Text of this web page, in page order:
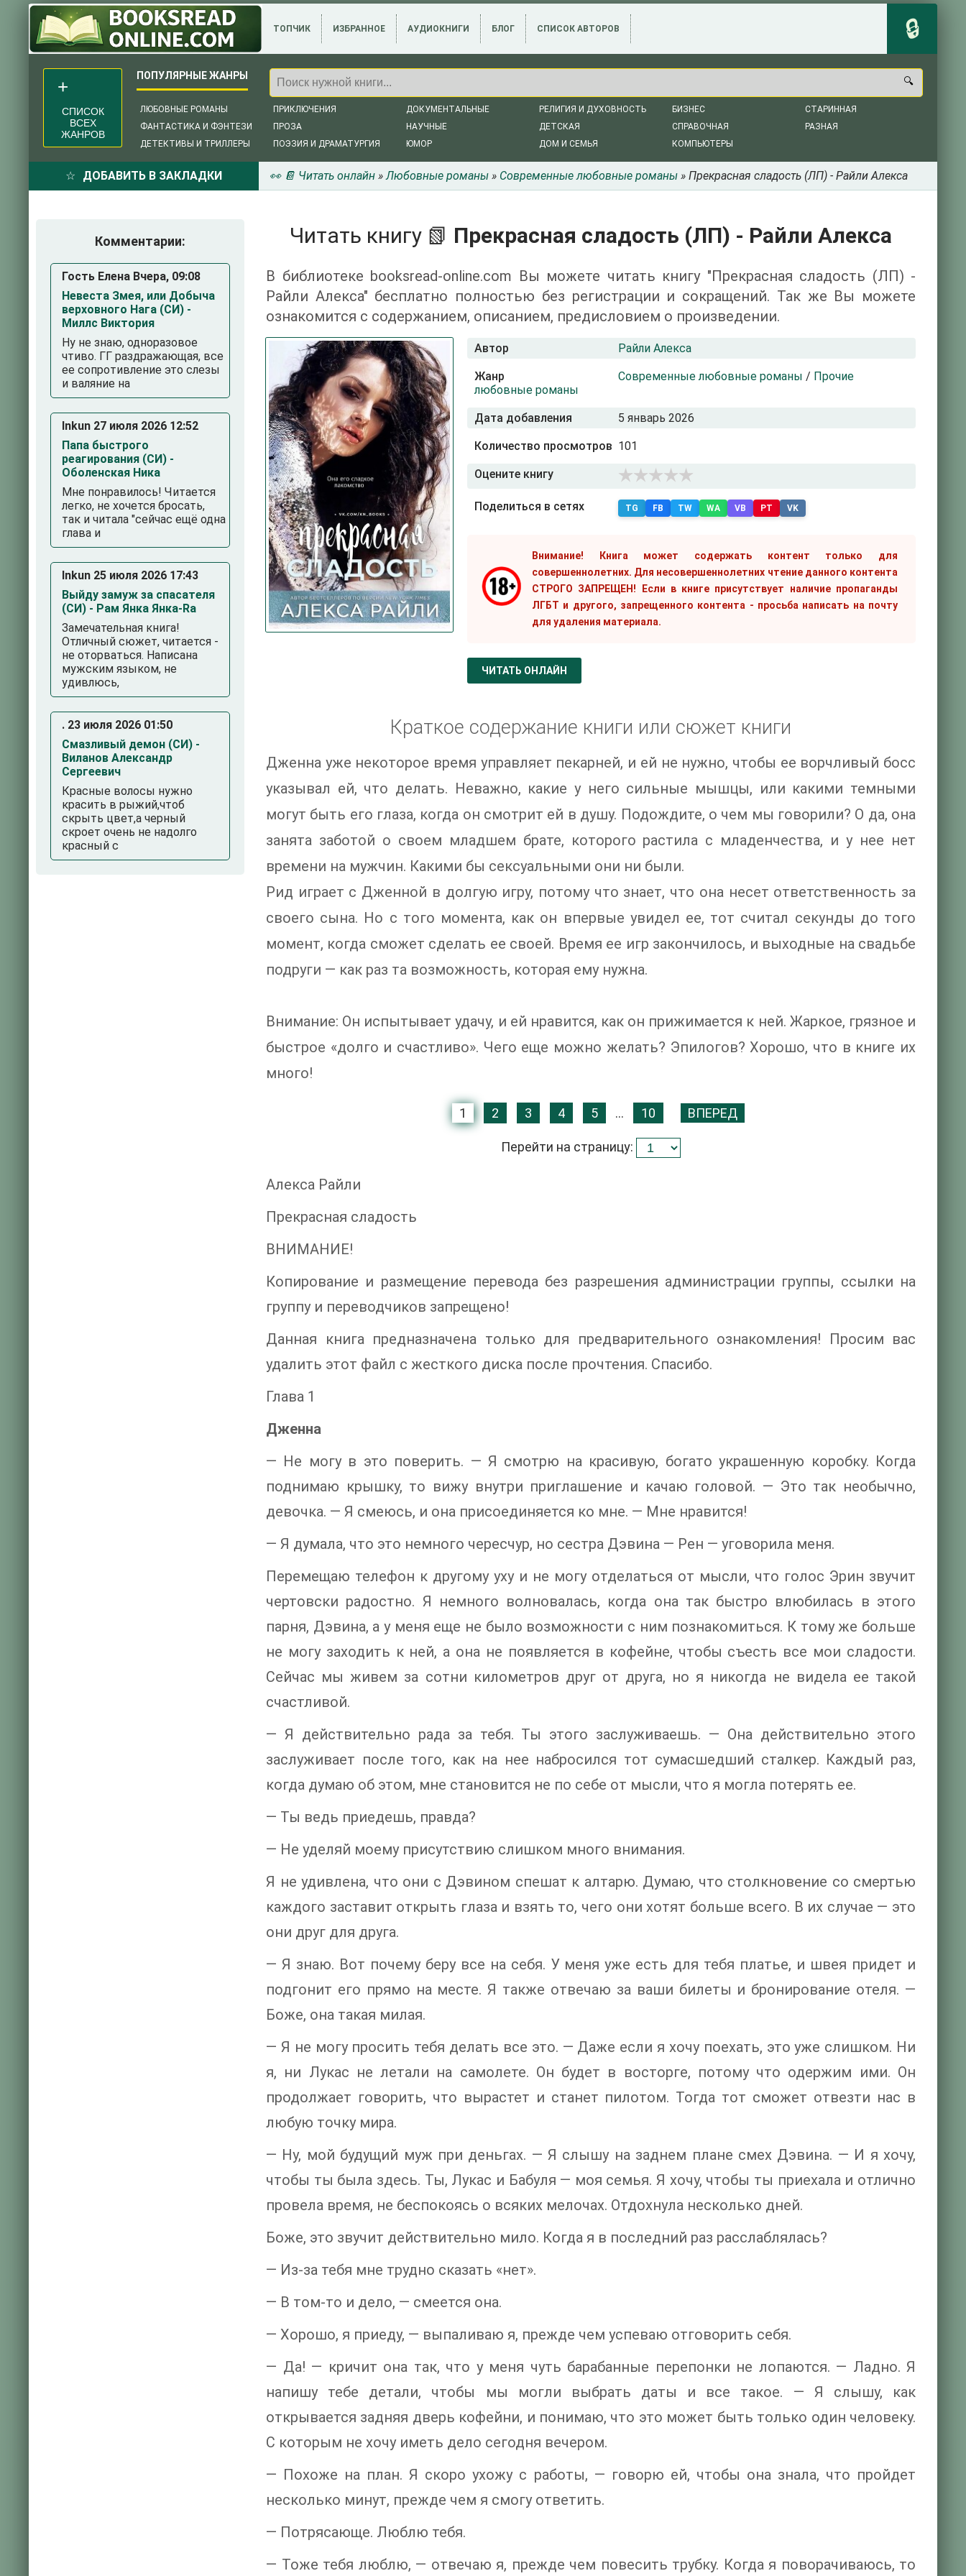
ТОПЧИК ИЗБРАННОЕ АУДИОКНИГИ БЛОГ СПИСОК АВТОРОВ
ЛЮБОВНЫЕ РОМАНЫ
ФАНТАСТИКА И ФЭНТЕЗИ
ДЕТЕКТИВЫ И ТРИЛЛЕРЫ
ПРИКЛЮЧЕНИЯ
ПРОЗА
ПОЭЗИЯ И ДРАМАТУРГИЯ
ДОКУМЕНТАЛЬНЫЕ
НАУЧНЫЕ
ЮМОР
РЕЛИГИЯ И ДУХОВНОСТЬ
ДЕТСКАЯ
ДОМ И СЕМЬЯ
БИЗНЕС
СПРАВОЧНАЯ
КОМПЬЮТЕРЫ
СТАРИННАЯ
РАЗНАЯ
СПИСОК
ВСЕХ
ЖАНРОВ
ДОБАВИТЬ В ЗАКЛАДКИ 👀 📔 Читать онлайн »Любовные романы » Современные любовные романы » Прекрасная сладость (ЛП) - Райли Алекса
Читать книгу 📗 Прекрасная сладость (ЛП) - Райли Алекса
В библиотеке booksread-online.com Вы можете читать книгу "Прекрасная сладость (ЛП) -
Райли Алекса" бесплатно полностью без регистрации и сокращений. Так же Вы можете
ознакомится с содержанием, описанием, предисловием о произведении.
Автор Райли Алекса
Жанр Современные любовные романы / Прочие
любовные романы
Дата добавления 5 январь 2026
Количество просмотров 101
Оцените книгу
Поделиться в сетях TG FB TW WA VB PT VK
Внимание! Книга может содержать контент только для
совершеннолетних. Для несовершеннолетних чтение данного контента
СТРОГО ЗАПРЕЩЕН! Если в книге присутствует наличие пропаганды
ЛГБТ и другого, запрещенного контента - просьба написать на почту
для удаления материала.
ЧИТАТЬ ОНЛАЙН
Краткое содержание книги или сюжет книги
Дженна уже некоторое время управляет пекарней, и ей не нужно, чтобы ее ворчливый босс
указывал ей, что делать. Неважно, какие у него сильные мышцы, или какими темными
могут быть его глаза, когда он смотрит ей в душу. Подождите, о чем мы говорили? О да, она
занята заботой о своем младшем брате, которого растила с младенчества, и у нее нет
времени на мужчин. Какими бы сексуальными они ни были.
Рид играет с Дженной в долгую игру, потому что знает, что она несет ответственность за
своего сына. Но с того момента, как он впервые увидел ее, тот считал секунды до того
момент, когда сможет сделать ее своей. Время ее игр закончилось, и выходные на свадьбе
подруги — как раз та возможность, которая ему нужна.
Внимание: Он испытывает удачу, и ей нравится, как он прижимается к ней. Жаркое, грязное и
быстрое «долго и счастливо». Чего еще можно желать? Эпилогов? Хорошо, что в книге их
много!
1 2 3 4 5 ... 10 ВПЕРЕД
Перейти на страницу:
Алекса Райли
Прекрасная сладость
ВНИМАНИЕ!
Копирование и размещение перевода без разрешения администрации группы, ссылки на
группу и переводчиков запрещено!
Данная книга предназначена только для предварительного ознакомления! Просим вас
удалить этот файл с жесткого диска после прочтения. Спасибо.
Глава 1
Дженна
— Не могу в это поверить. — Я смотрю на красивую, богато украшенную коробку. Когда
поднимаю крышку, то вижу внутри приглашение и качаю головой. — Это так необычно,
девочка. — Я смеюсь, и она присоединяется ко мне. — Мне нравится!
— Я думала, что это немного чересчур, но сестра Дэвина — Рен — уговорила меня.
Перемещаю телефон к другому уху и не могу отделаться от мысли, что голос Эрин звучит
чертовски радостно. Я немного волновалась, когда она так быстро влюбилась в этого
парня, Дэвина, а у меня еще не было возможности с ним познакомиться. К тому же больше
не могу заходить к ней, а она не появляется в кофейне, чтобы съесть все мои сладости.
Сейчас мы живем за сотни километров друг от друга, но я никогда не видела ее такой
счастливой.
— Я действительно рада за тебя. Ты этого заслуживаешь. — Она действительно этого
заслуживает после того, как на нее набросился тот сумасшедший сталкер. Каждый раз,
когда думаю об этом, мне становится не по себе от мысли, что я могла потерять ее.
— Ты ведь приедешь, правда?
— Не уделяй моему присутствию слишком много внимания.
Я не удивлена, что они с Дэвином спешат к алтарю. Думаю, что столкновение со смертью
каждого заставит открыть глаза и взять то, чего они хотят больше всего. В их случае — это
они друг для друга.
— Я знаю. Вот почему беру все на себя. У меня уже есть для тебя платье, и швея придет и
подгонит его прямо на месте. Я также отвечаю за ваши билеты и бронирование отеля. —
Боже, она такая милая.
— Я не могу просить тебя делать все это. — Даже если я хочу поехать, это уже слишком. Ни
я, ни Лукас не летали на самолете. Он будет в восторге, потому что одержим ими. Он
продолжает говорить, что вырастет и станет пилотом. Тогда тот сможет отвезти нас в
любую точку мира.
— Ну, мой будущий муж при деньгах. — Я слышу на заднем плане смех Дэвина. — И я хочу,
чтобы ты была здесь. Ты, Лукас и Бабуля — моя семья. Я хочу, чтобы ты приехала и отлично
провела время, не беспокоясь о всяких мелочах. Отдохнула несколько дней.
Боже, это звучит действительно мило. Когда я в последний раз расслаблялась?
— Из-за тебя мне трудно сказать «нет».
— В том-то и дело, — смеется она.
— Хорошо, я приеду, — выпаливаю я, прежде чем успеваю отговорить себя.
— Да! — кричит она так, что у меня чуть барабанные перепонки не лопаются. — Ладно. Я
напишу тебе детали, чтобы мы могли выбрать даты и все такое. — Я слышу, как
открывается задняя дверь кофейни, и понимаю, что это может быть только один человеку.
С которым не хочу иметь дело сегодня вечером.
— Похоже на план. Я скоро ухожу с работы, — говорю ей, чтобы она знала, что пройдет
несколько минут, прежде чем я смогу ответить.
— Потрясающе. Люблю тебя.
— Тоже тебя люблю, — отвечаю я, прежде чем повесить трубку. Когда я поворачиваюсь, то
Комментарии:
Гость Елена Вчера, 09:08
Невеста Змея, или Добыча
верховного Нага (СИ) -
Миллс Виктория
Ну не знаю, одноразовое
чтиво. ГГ раздражающая, все
ее сопротивление это слезы
и валяние на
Inkun 27 июля 2026 12:52
Папа быстрого
реагирования (СИ) -
Оболенская Ника
Мне понравилось! Читается
легко, не хочется бросать,
так и читала "сейчас ещё одна
глава и
Inkun 25 июля 2026 17:43
Выйду замуж за спасателя
(СИ) - Рам Янка Янка-Ra
Замечательная книга!
Отличный сюжет, читается -
не оторваться. Написана
мужским языком, не
удивлюсь,
. 23 июля 2026 01:50
Смазливый демон (СИ) -
Виланов Александр
Сергеевич
Красные волосы нужно
красить в рыжий,чтоб
скрыть цвет,а черный
скроет очень не надолго
красный с